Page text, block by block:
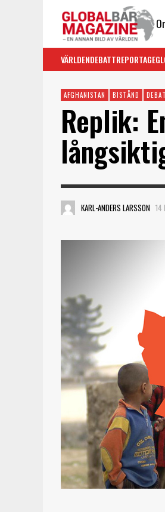
VÄRLDENDEBATTREPORTAGE
AFGHANISTAN BISTÅND
Replik:
KARL-ANDERS LARSSON 14